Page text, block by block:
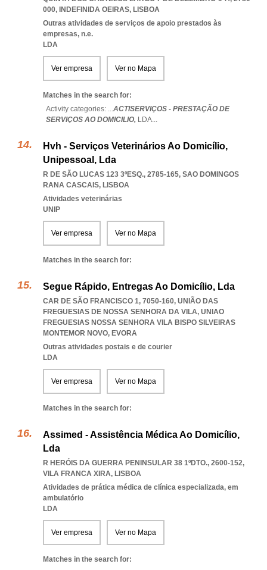
000, INDEFINIDA OEIRAS, LISBOA
Outras atividades de serviços de apoio prestados às
empresas, n.e.
LDA
Ver empresa Ver no Mapa
Matches in the search for:
Activity categories: ...ACTISERVIÇOS - PRESTAÇÃO DE
SERVIÇOS AO DOMICILIO, LDA...
Hvh - Serviços Veterinários Ao Domicílio,
Unipessoal, Lda
R DE SÃO LUCAS 123 3ºESQ., 2785-165, SAO DOMINGOS
RANA CASCAIS, LISBOA
Atividades veterinárias
UNIP
Ver empresa Ver no Mapa
Matches in the search for:
Segue Rápido, Entregas Ao Domicílio, Lda
CAR DE SÃO FRANCISCO 1, 7050-160, UNIÃO DAS
FREGUESIAS DE NOSSA SENHORA DA VILA, UNIAO
FREGUESIAS NOSSA SENHORA VILA BISPO SILVEIRAS
MONTEMOR NOVO, EVORA
Outras atividades postais e de courier
LDA
Ver empresa Ver no Mapa
Matches in the search for:
Assimed - Assistência Médica Ao Domicílio,
Lda
R HERÓIS DA GUERRA PENINSULAR 38 1ºDTO., 2600-152,
VILA FRANCA XIRA, LISBOA
Atividades de prática médica de clínica especializada, em
ambulatório
LDA
Ver empresa Ver no Mapa
Matches in the search for: